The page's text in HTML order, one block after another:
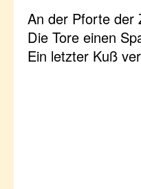
An der Pforte der
Die Tore einen
Ein letzter Kuß